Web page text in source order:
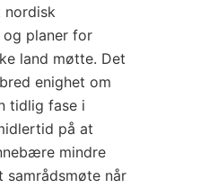
nordisk
og planer for
land møtte. Det
enighet om
tidlig fase i
på at
mindre
samrådsmøte når